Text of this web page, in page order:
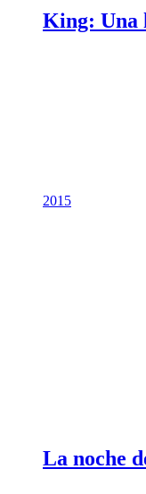
King: Una
2015
La noche